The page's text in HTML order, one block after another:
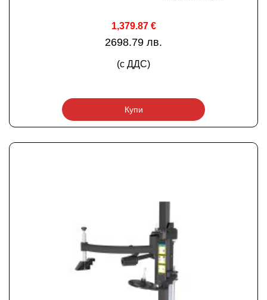
1,379.87 €
2698.79 лв.
(с ДДС)
Купи